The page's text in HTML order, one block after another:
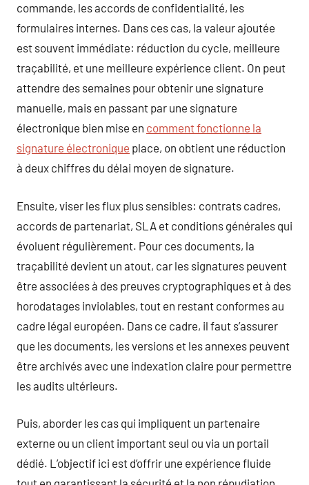
commande, les accords de confidentialité, les
formulaires internes. Dans ces cas, la valeur ajoutée
est souvent immédiate: réduction du cycle, meilleure
traçabilité, et une meilleure expérience client. On peut
attendre des semaines pour obtenir une signature
manuelle, mais en passant par une signature
électronique bien mise en comment fonctionne la
signature électronique place, on obtient une réduction
à deux chiffres du délai moyen de signature.
Ensuite, viser les flux plus sensibles: contrats cadres,
accords de partenariat, SLA et conditions générales qui
évoluent régulièrement. Pour ces documents, la
traçabilité devient un atout, car les signatures peuvent
être associées à des preuves cryptographiques et à des
horodatages inviolables, tout en restant conformes au
cadre légal européen. Dans ce cadre, il faut s’assurer
que les documents, les versions et les annexes peuvent
être archivés avec une indexation claire pour permettre
les audits ultérieurs.
Puis, aborder les cas qui impliquent un partenaire
externe ou un client important seul ou via un portail
dédié. L’objectif ici est d’offrir une expérience fluide